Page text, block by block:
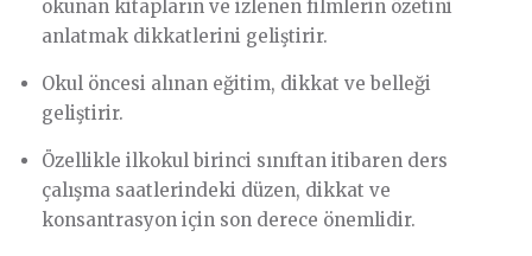
okunan kitapların ve izlenen filmlerin özetini
anlatmak dikkatlerini geliştirir.
Okul öncesi alınan eğitim, dikkat ve belleği
geliştirir.
Özellikle ilkokul birinci sınıftan itibaren ders
çalışma saatlerindeki düzen, dikkat ve
konsantrasyon için son derece önemlidir.